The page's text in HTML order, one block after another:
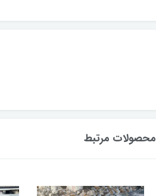
محصولات مرتبط